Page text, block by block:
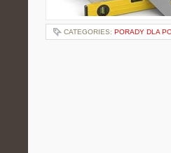
CATEGORIES: PORADY DLA